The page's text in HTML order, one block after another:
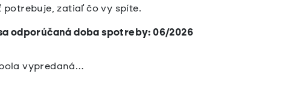
potrebuje, zatiaľ čo vy spíte.
odporúčaná doba spotreby: 06/2026
vypredaná…